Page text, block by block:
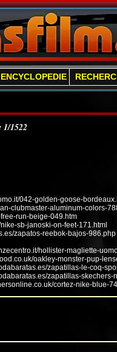
ENCYCLOPEDIE
1/1522
042-golden-goose-
clubmaster-aluminum-colors-
run-beige-049.htm
sb-janoski-on-feet-171.html
zapatos-reebok-bajos-986.php
hollister-magliette-
oakley-monster-pup-
zapatillas-le-coq-
zapatillas-
cortez-nike-blue-